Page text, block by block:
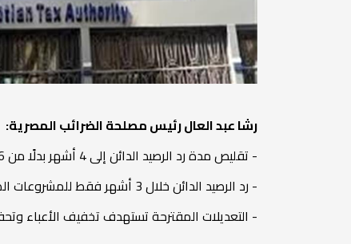
رشا عبد العال رئيس مصلحة الضرائب المصرية:
- تقليص مدة رد الرصيد الدائن إلى 4 أشهر بدلًا من 6 أشهر دعمًا للسيولة النقدية للمشروعات
- رد الرصيد الدائن خلال 3 أشهر فقط للمشروعات الصغيرة والمتوسطة التي لا يتجاوز حجم أعمالها السنوي 20 مليون جنيه المنضمة للتسهيلات الضريبية
- التعديلات المقترحة تستهدف تخفيف الأعباء